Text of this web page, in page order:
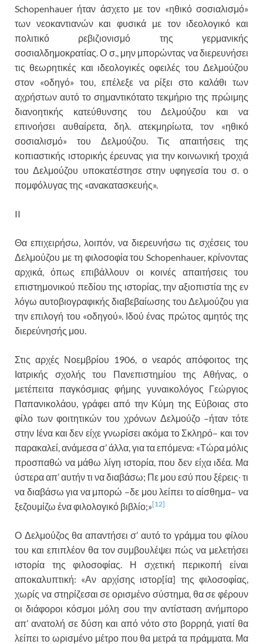
Schopenhauer ήταν άσχετο με τον «ηθικό σοσιαλισμό»
των νεοκαντιανών και φυσικά με τον ιδεολογικό και
πολιτικό ρεβιζιονισμό της γερμανικής
σοσιαλδημοκρατίας. Ο σ., μην μπορώντας να διερευνήσει
τις θεωρητικές και ιδεολογικές οφειλές του Δελμούζου
στον «οδηγό» του, επέλεξε να ρίξει στο καλάθι των
αχρήστων αυτό το σημαντικότατο τεκμήριο της πρώιμης
διανοητικής κατεύθυνσης του Δελμούζου και να
επινοήσει αυθαίρετα, δηλ. ατεκμηρίωτα, τον «ηθικό
σοσιαλισμό» του Δελμούζου. Τις απαιτήσεις της
κοπιαστικής ιστορικής έρευνας για την κοινωνική τροχιά
του Δελμούζου υποκατέστησε στην υφηγεσία του σ. ο
πομφόλυγας της «ανακατασκευής».
II
Θα επιχειρήσω, λοιπόν, να διερευνήσω τις σχέσεις του
Δελμούζου με τη φιλοσοφία του Schopenhauer, κρίνοντας
αρχικά, όπως επιβάλλουν οι κοινές απαιτήσεις του
επιστημονικού πεδίου της ιστορίας, την αξιοπιστία της εν
λόγω αυτοβιογραφικής διαβεβαίωσης του Δελμούζου για
την επιλογή του «οδηγού». Ιδού ένας πρώτος αμητός της
διερεύνησής μου.
Στις αρχές Νοεμβρίου 1906, ο νεαρός απόφοιτος της
Ιατρικής σχολής του Πανεπιστημίου της Αθήνας, ο
μετέπειτα παγκόσμιας φήμης γυναικολόγος Γεώργιος
Παπανικολάου, γράφει από την Κύμη της Εύβοιας στο
φίλο των φοιτητικών του χρόνων Δελμούζο –ήταν τότε
στην Ιένα και δεν είχε γνωρίσει ακόμα το Σκληρό– και τον
παρακαλεί, ανάμεσα σ’ άλλα, για τα επόμενα: «Τώρα μόλις
προσπαθώ να μάθω λίγη ιστορία, που δεν είχα ιδέα. Μα
ύστερα απ’ αυτήν τι να διαβάσω; Πε μου εσύ που ξέρεις∙ τι
να διαβάσω για να μπορώ –δε μου λείπει το αίσθημα– να
ξεζουμίζω ένα φιλολογικό βιβλίο;»[12]
Ο Δελμούζος θα απαντήσει σ’ αυτό το γράμμα του φίλου
του και επιπλέον θα τον συμβουλέψει πώς να μελετήσει
ιστορία της φιλοσοφίας. Η σχετική περικοπή είναι
αποκαλυπτική: «Αν αρχίσης ιστορ[ία] της φιλοσοφίας,
χωρίς να στηρίζεσαι σε ορισμένο σύστημα, θα σε φέρουν
οι διάφοροι κόσμοι μόλη σου την αντίσταση ανήμπορο
απ’ ανατολή σε δύση και από νότο στο βορρηά, γιατί θα
λείπει το ωρισμένο μέτρο που θα μετρά τα πράμματα. Μα